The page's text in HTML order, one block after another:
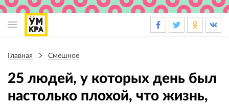
навигации
Главная Смешное
25 людей, у которых день был
настолько плохой, что жизнь,